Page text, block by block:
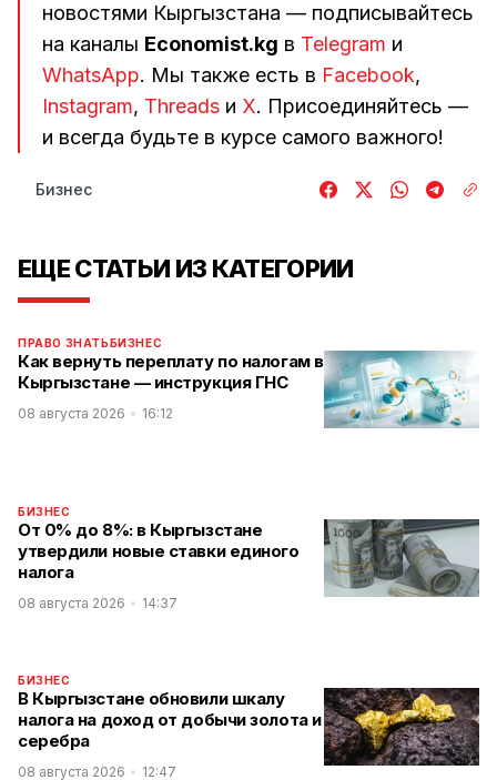
новостями Кыргызстана — подписывайтесь
на каналы Economist.kg в Telegram и
WhatsApp. Мы также есть в Facebook,
Instagram, Threads и Х. Присоединяйтесь —
и всегда будьте в курсе самого важного!
Бизнес
ЕЩЕ СТАТЬИ ИЗ КАТЕГОРИИ
ПРАВО ЗНАТЬБИЗНЕС
Как вернуть переплату по налогам в
Кыргызстане — инструкция ГНС
08 августа 2026 16:12
БИЗНЕС
От 0% до 8%: в Кыргызстане
утвердили новые ставки единого
налога
08 августа 2026 14:37
БИЗНЕС
В Кыргызстане обновили шкалу
налога на доход от добычи золота и
серебра
08 августа 2026 12:47